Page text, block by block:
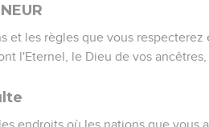
et les règles que vous
l'Eternel, le Dieu de vos ancêtres,
endroits où les nations que vous